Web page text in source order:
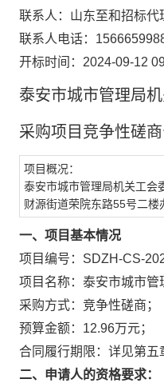
联系人：山东至和招标代
联系人电话：
开标时间：2024-09-12
泰安市城市管理局
采购项目 竞争性磋
项目概况：
泰安市城市管理局机关工会
财源街道荣院东路55号二楼
一、项目基本情况
项目编号： SDZH-CS-
项目名称： 泰安市城市管
采购方式： 竞争性磋商；
预算金额： 12.96万元；
合同履行期限 ： 详见第五
二、申请人的资格要求：